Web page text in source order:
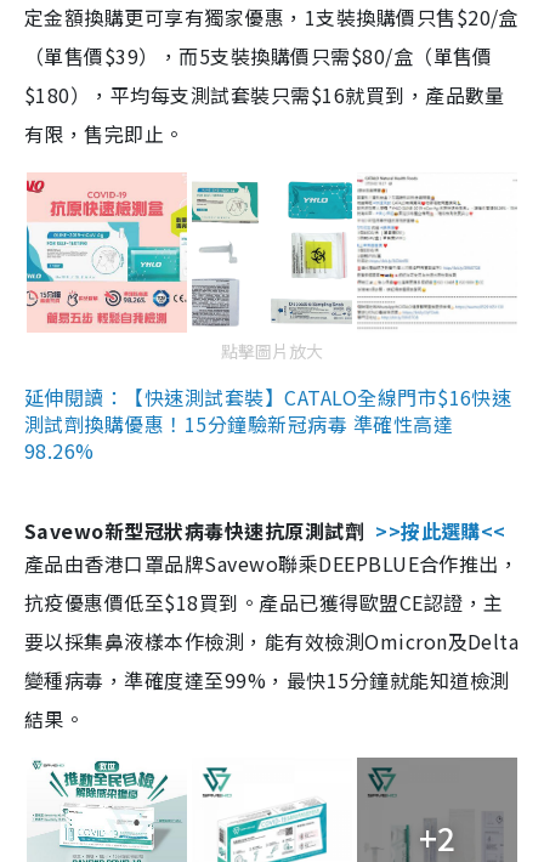
定金額換購更可享有獨家優惠，1支裝換購價只售$20/盒
（單售價$39），而5支裝換購價只需$80/盒（單售價
$180），平均每支測試套裝只需$16就買到，產品數量
有限，售完即止。
點擊圖片放大
延伸閱讀：【快速測試套裝】CATALO全線門市$16快速
測試劑換購優惠！15分鐘驗新冠病毒 準確性高達
98.26%
Savewo新型冠狀病毒快速抗原測試劑 >>按此選購<<
產品由香港口罩品牌Savewo聯乘DEEPBLUE合作推出，
抗疫優惠價低至$18買到。產品已獲得歐盟CE認證，主
要以採集鼻液樣本作檢測，能有效檢測Omicron及Delta
變種病毒，準確度達至99%，最快15分鐘就能知道檢測
結果。
+2